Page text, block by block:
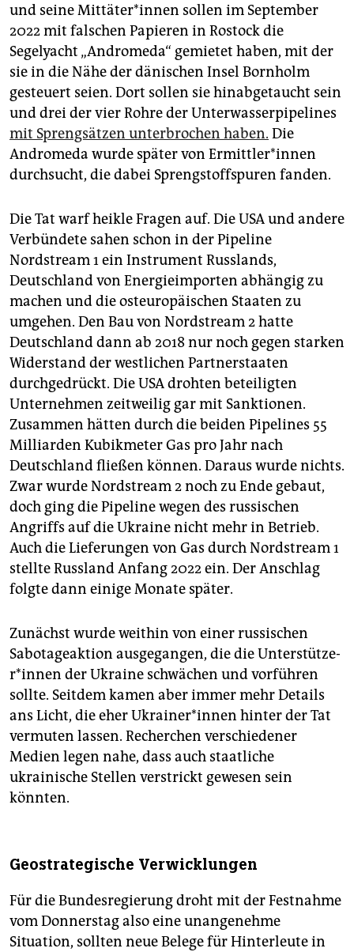
und seine Mit­tä­te­r*in­nen sollen im September
2022 mit falschen Papieren in Rostock die
Segelyacht „Andromeda“ gemietet haben, mit der
sie in die Nähe der dänischen Insel Bornholm
gesteuert seien. Dort sollen sie hinabgetaucht sein
und drei der vier Rohre der Unterwasserpipelines
mit Sprengsätzen unterbrochen haben. Die
Andromeda wurde später von Er­mitt­le­r*in­nen
durchsucht, die dabei Sprengstoffspuren fanden.
Die Tat warf heikle Fragen auf. Die USA und andere
Verbündete sahen schon in der Pipeline
Nordstream 1 ein Instrument Russlands,
Deutschland von Energieimporten abhängig zu
machen und die osteuropäischen Staaten zu
umgehen. Den Bau von Nordstream 2 hatte
Deutschland dann ab 2018 nur noch gegen starken
Widerstand der westlichen Partnerstaaten
durchgedrückt. Die USA drohten beteiligten
Unternehmen zeitweilig gar mit Sanktionen.
Zusammen hätten durch die beiden Pipelines 55
Milliarden Kubikmeter Gas pro Jahr nach
Deutschland fließen können. Daraus wurde nichts.
Zwar wurde Nordstream 2 noch zu Ende gebaut,
doch ging die Pipeline wegen des russischen
Angriffs auf die Ukraine nicht mehr in Betrieb.
Auch die Lieferungen von Gas durch Nordstream 1
stellte Russland Anfang 2022 ein. Der Anschlag
folgte dann einige Monate später.
Zunächst wurde weithin von einer russischen
Sabotageaktion ausgegangen, die die Un­ter­stüt­ze­
r*in­nen der Ukraine schwächen und vorführen
sollte. Seitdem kamen aber immer mehr Details
ans Licht, die eher Ukrai­ne­r*in­nen hinter der Tat
vermuten lassen. Recherchen verschiedener
Medien legen nahe, dass auch staatliche
ukrainische Stellen verstrickt gewesen sein
könnten.
Geostrategische Verwicklungen
Für die Bundesregierung droht mit der Festnahme
vom Donnerstag also eine unangenehme
Situation, sollten neue Belege für Hinterleute in